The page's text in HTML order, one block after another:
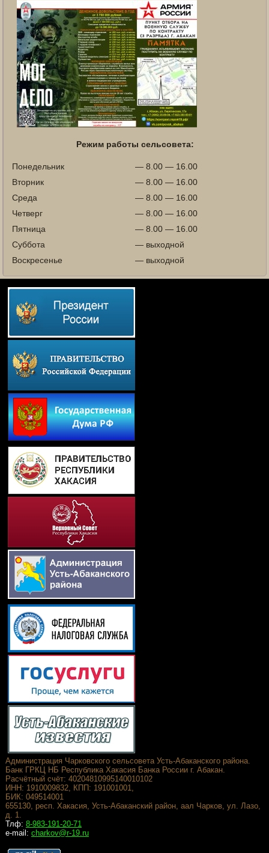
Режим работы сельсовета:
Понедельник
— 8.00 — 16.00
Вторник
— 8.00 — 16.00
Среда
— 8.00 — 16.00
Четверг
— 8.00 — 16.00
Пятница
— 8.00 — 16.00
Суббота
— выходной
Воскресенье
— выходной
Администрация Чарковского сельсовета Усть-Абаканского района.
Банк ГРКЦ НБ Республика Хакасия Банка России г. Абакан.
Расчётный счёт: 40204810995140010102
ИНН: 1910009832, КПП: 191001001,
БИК: 049514001
655130, респ. Хакасия, Усть-Абаканский район, аал Чарков, ул. Лазо,
д. 1.
Тлф: 8-983-191-20-71
e-mail: charkov@r-19.ru